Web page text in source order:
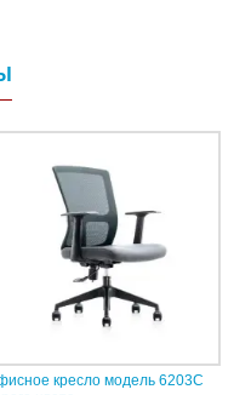
кресло модель 6203C